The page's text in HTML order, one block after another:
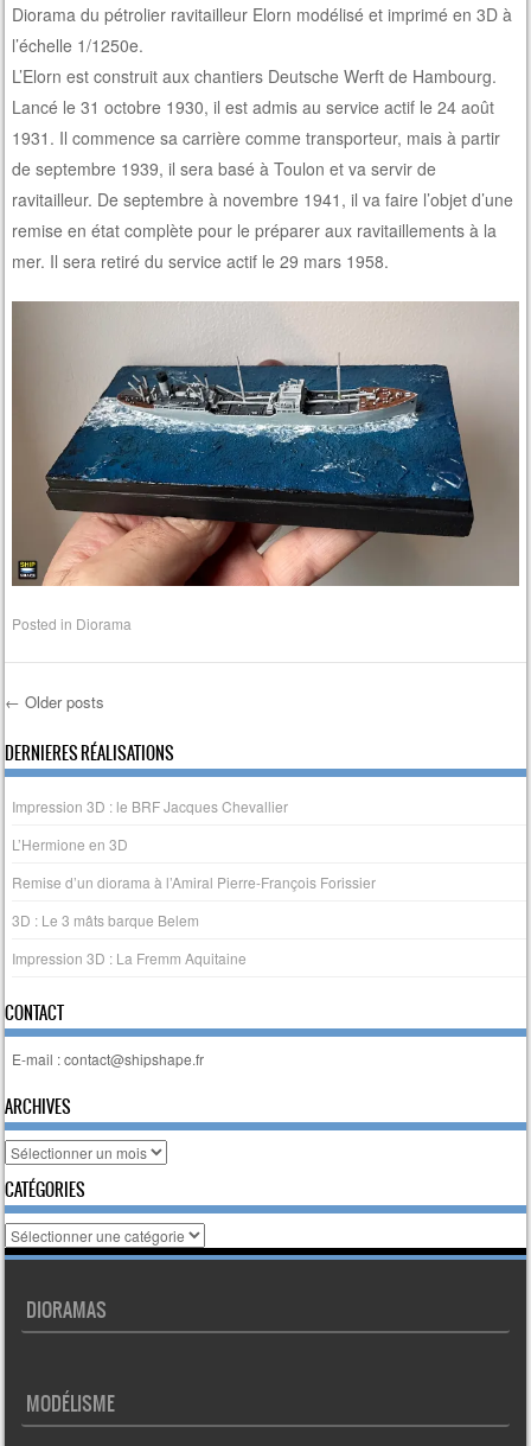
Diorama du pétrolier ravitailleur Elorn modélisé et imprimé en 3D à
l’échelle 1/1250e.
L’Elorn est construit aux chantiers Deutsche Werft de Hambourg.
Lancé le 31 octobre 1930, il est admis au service actif le 24 août
1931. Il commence sa carrière comme transporteur, mais à partir
de septembre 1939, il sera basé à Toulon et va servir de
ravitailleur. De septembre à novembre 1941, il va faire l’objet d’une
remise en état complète pour le préparer aux ravitaillements à la
mer. Il sera retiré du service actif le 29 mars 1958.
Posted in Diorama
Post navigation
← Older posts
DERNIERES RÉALISATIONS
Impression 3D : le BRF Jacques Chevallier
L’Hermione en 3D
Remise d’un diorama à l’Amiral Pierre-François Forissier
3D : Le 3 mâts barque Belem
Impression 3D : La Fremm Aquitaine
CONTACT
E-mail : contact@shipshape.fr
ARCHIVES
Archives
CATÉGORIES
Catégories
DIORAMAS
MODÉLISME